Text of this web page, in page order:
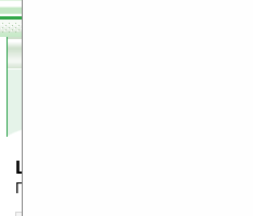
Скачать программы
Lexi v3.52
Програмка для создания